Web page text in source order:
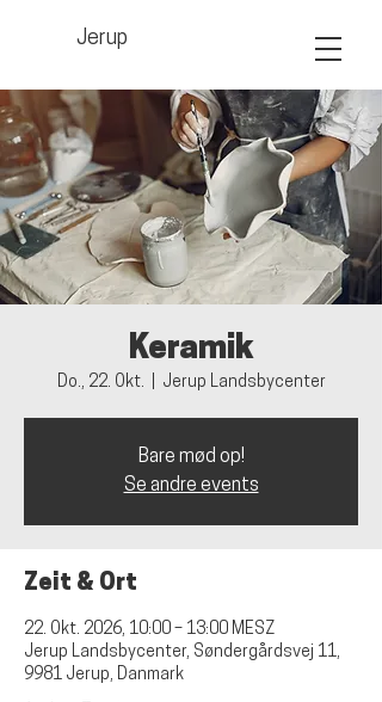
Jerup
Keramik
Do., 22. Okt. Jerup Landsbycenter
Bare mød op!
Se andre events
Zeit & Ort
22. Okt. 2026, 10:00 – 13:00 MESZ
Jerup Landsbycenter, Søndergårdsvej 11,
9981 Jerup, Danmark